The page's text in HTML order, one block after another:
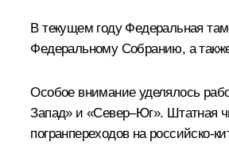
В текущем году Федеральная
Федеральному Собранию, а
Особое внимание уделялось
Запад» и «Север–Юг». Штатная
погранпереходов на российско-